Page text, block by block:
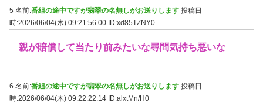
5 名前:番組の途中ですが翡翠の名無しがお送りします 投稿日
時:2026/06/04(木) 09:21:56.00 ID:xd85TZNY0
親が賠償して当たり前みたいな尋問気持ち悪いな
6 名前:番組の途中ですが翡翠の名無しがお送りします 投稿日
時:2026/06/04(木) 09:22:22.14 ID:alxtMn/H0